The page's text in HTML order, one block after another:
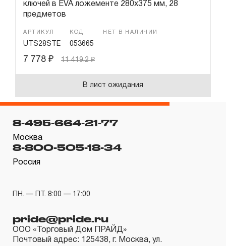
ключей в EVA ложементе 280х375 мм, 28
предметов
АРТИКУЛ
UTS28STE
КОД
053665
НЕТ В НАЛИЧИИ
7 778 ₽ 11 419.2₽
В лист ожидания
8-495-664-21-77
Москва
8-800-505-18-34
Россия
ПН. — ПТ. 8:00 — 17:00
pride@pride.ru
ООО «Торговый Дом ПРАЙД»
Почтовый адрес: 125438, г. Москва, ул.